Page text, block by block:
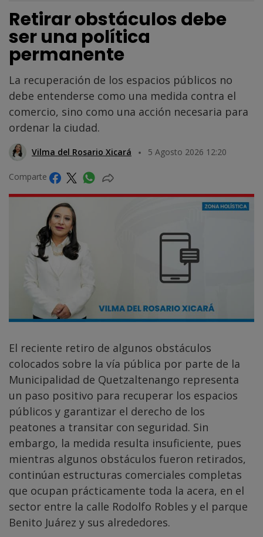
Retirar obstáculos debe
ser una política
permanente
La recuperación de los espacios públicos no
debe entenderse como una medida contra el
comercio, sino como una acción necesaria para
ordenar la ciudad.
Vilma del Rosario Xicará 5 Agosto 2026 12:20
Comparte
El reciente retiro de algunos obstáculos
colocados sobre la vía pública por parte de la
Municipalidad de Quetzaltenango representa
un paso positivo para recuperar los espacios
públicos y garantizar el derecho de los
peatones a transitar con seguridad. Sin
embargo, la medida resulta insuficiente, pues
mientras algunos obstáculos fueron retirados,
continúan estructuras comerciales completas
que ocupan prácticamente toda la acera, en el
sector entre la calle Rodolfo Robles y el parque
Benito Juárez y sus alrededores.